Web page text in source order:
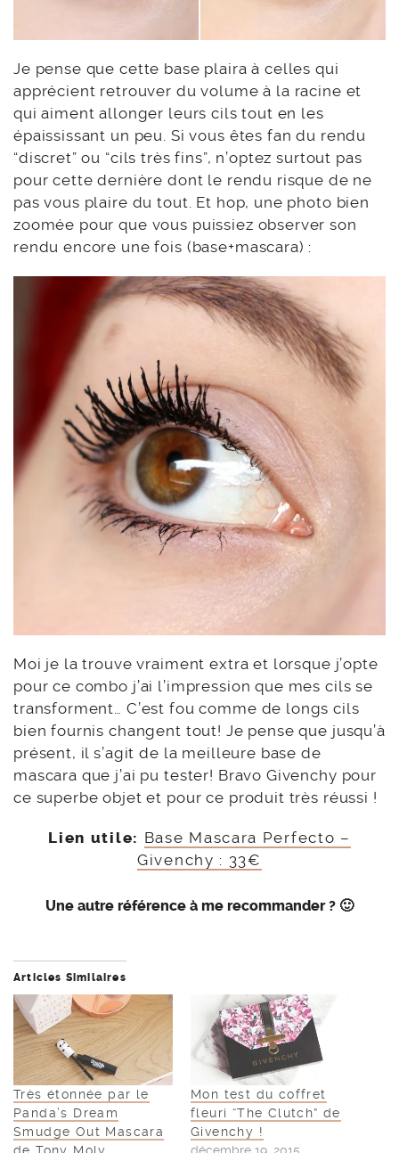
Je pense que cette base plaira à celles qui
apprécient retrouver du volume à la racine et
qui aiment allonger leurs cils tout en les
épaississant un peu. Si vous êtes fan du rendu
“discret” ou “cils très fins”, n’optez surtout pas
pour cette dernière dont le rendu risque de ne
pas vous plaire du tout. Et hop, une photo bien
zoomée pour que vous puissiez observer son
rendu encore une fois (base+mascara) :
Moi je la trouve vraiment extra et lorsque j’opte
pour ce combo j’ai l’impression que mes cils se
transforment… C’est fou comme de longs cils
bien fournis changent tout! Je pense que jusqu’à
présent, il s’agit de la meilleure base de
mascara que j’ai pu tester! Bravo Givenchy pour
ce superbe objet et pour ce produit très réussi !
Lien utile: Base Mascara Perfecto –
Givenchy : 33€
Une autre référence à me recommander ? 🙂
Articles Similaires
Très étonnée par le
Panda’s Dream
Smudge Out Mascara
de Tony Moly
Mon test du coffret
fleuri “The Clutch” de
Givenchy !
décembre 19, 2015